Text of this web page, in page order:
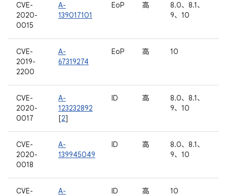
CVE-
2020-
0015
A-
139017101
EoP 高
8.0、8.1、
9、10
CVE-
2019-
2200
A-
67319274
EoP 高 10
CVE-
2020-
0017
A-
123232892
[2]
ID 高
8.0、8.1、
9、10
CVE-
2020-
0018
A-
139945049
ID 高
8.0、8.1、
9、10
CVE-
A-
ID 高 10